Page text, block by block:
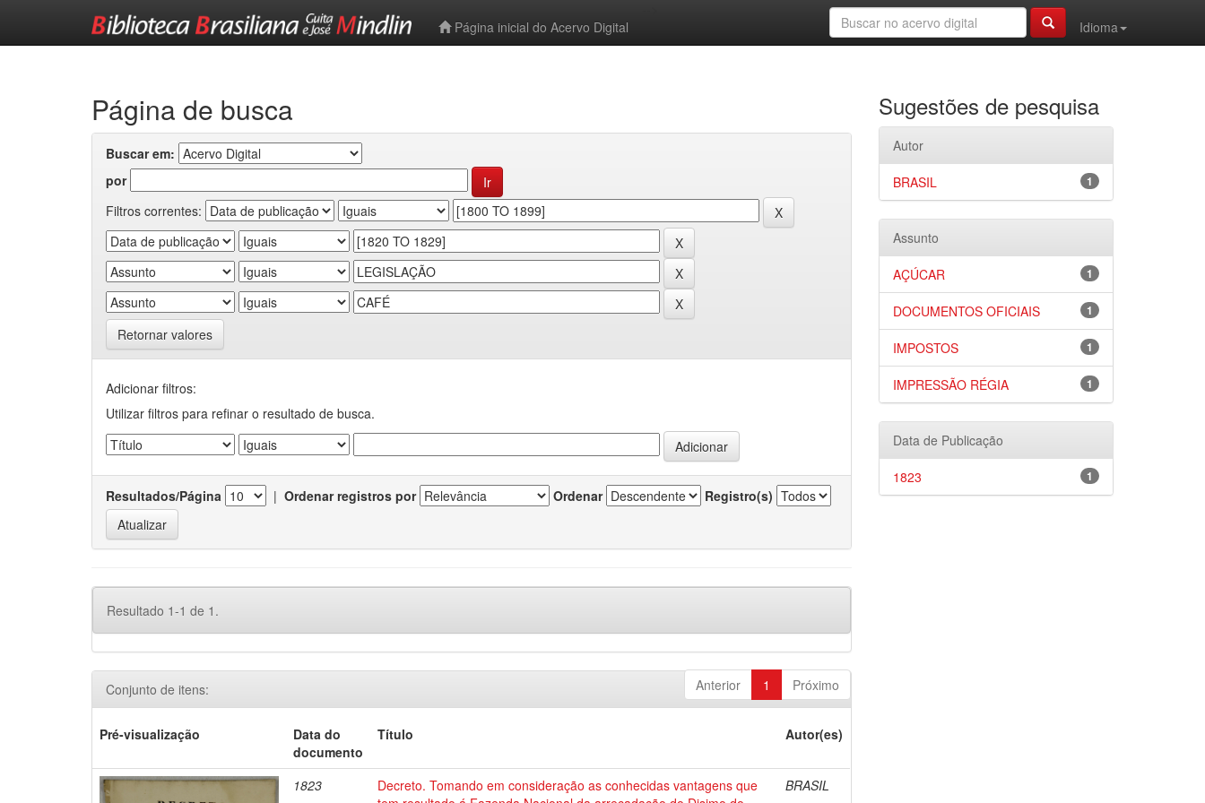
Página inicial do Acervo Digital
Idioma
Página de busca
Buscar em:
por
Filtros correntes:
Retornar valores
Adicionar filtros:
Utilizar filtros para refinar o resultado de busca.
Resultados/Página | Ordenar registros por Ordenar Registro(s)
Resultado 1-1 de 1.
Anterior 1 Próximo
Conjunto de itens:
Pré-visualização
Data do
documento
Título Autor(es)
1823
Decreto. Tomando em consideração as conhecidas vantagens que
BRASIL
Sugestões de pesquisa
Autor
1
BRASIL
Assunto
1
AÇÚCAR
1
DOCUMENTOS OFICIAIS
1
IMPOSTOS
1
IMPRESSÃO RÉGIA
Data de Publicação
1
1823